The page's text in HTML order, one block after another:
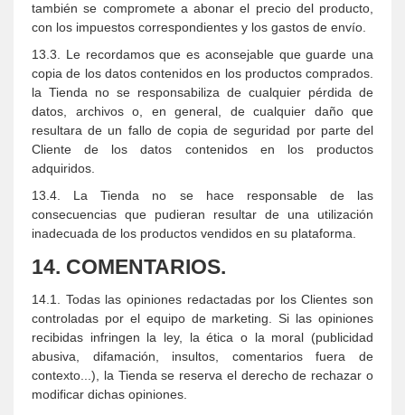
también se compromete a abonar el precio del producto,
con los impuestos correspondientes y los gastos de envío.
13.3. Le recordamos que es aconsejable que guarde una
copia de los datos contenidos en los productos comprados.
la Tienda no se responsabiliza de cualquier pérdida de
datos, archivos o, en general, de cualquier daño que
resultara de un fallo de copia de seguridad por parte del
Cliente de los datos contenidos en los productos
adquiridos.
13.4. La Tienda no se hace responsable de las
consecuencias que pudieran resultar de una utilización
inadecuada de los productos vendidos en su plataforma.
14. COMENTARIOS.
14.1. Todas las opiniones redactadas por los Clientes son
controladas por el equipo de marketing. Si las opiniones
recibidas infringen la ley, la ética o la moral (publicidad
abusiva, difamación, insultos, comentarios fuera de
contexto...), la Tienda se reserva el derecho de rechazar o
modificar dichas opiniones.